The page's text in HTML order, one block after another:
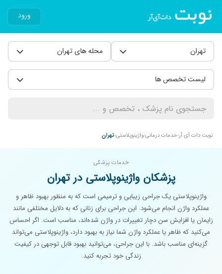
ورود
تهران محله های تهران
لیست تخصص ها
نوبت دات آی آر خدمات درمانیواژینوپلاستی تهران
خدمات پزشکی
پزشکان واژینوپلاستی در تهران
واژینوپلاستی یک جراحی زیبایی و ترمیمی است که به منظور بهبود ظاهر و
عملکرد واژن انجام می‌شود. این جراحی برای زنانی که به دلایل مختلفی مانند
زایمان یا افزایش سن دچار تغییرات در واژن شده‌اند، مناسب است. اگر احساس
می‌کنید که ظاهر یا عملکرد واژن شما نیاز به بهبود دارد، واژینوپلاستی می‌تواند
گزینه‌ای مناسب باشد. با این جراحی، می‌توانید بهبود قابل توجهی در کیفیت
زندگی خود تجربه کنید.